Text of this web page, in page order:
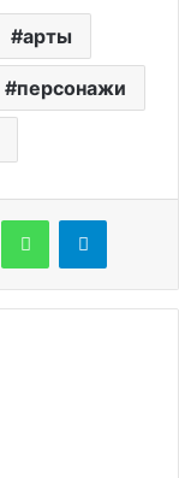
арты
персонажи